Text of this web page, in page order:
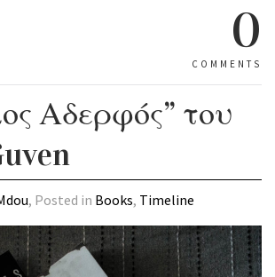
0
COMMENTS
Αδερφός” του
, Posted in Books, Timeline